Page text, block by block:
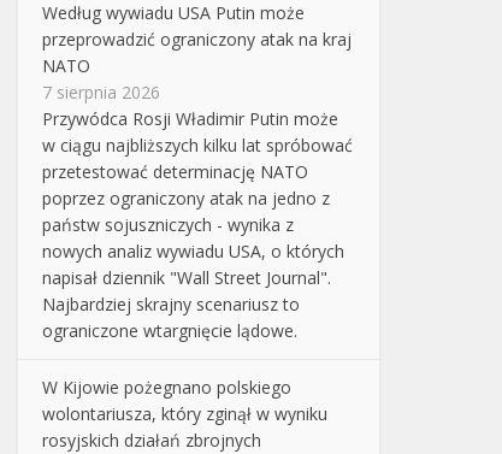
Według wywiadu USA Putin może
przeprowadzić ograniczony atak na kraj
NATO
7 sierpnia 2026
Przywódca Rosji Władimir Putin może
w ciągu najbliższych kilku lat spróbować
przetestować determinację NATO
poprzez ograniczony atak na jedno z
państw sojuszniczych - wynika z
nowych analiz wywiadu USA, o których
napisał dziennik "Wall Street Journal".
Najbardziej skrajny scenariusz to
ograniczone wtargnięcie lądowe.
W Kijowie pożegnano polskiego
wolontariusza, który zginął w wyniku
rosyjskich działań zbrojnych